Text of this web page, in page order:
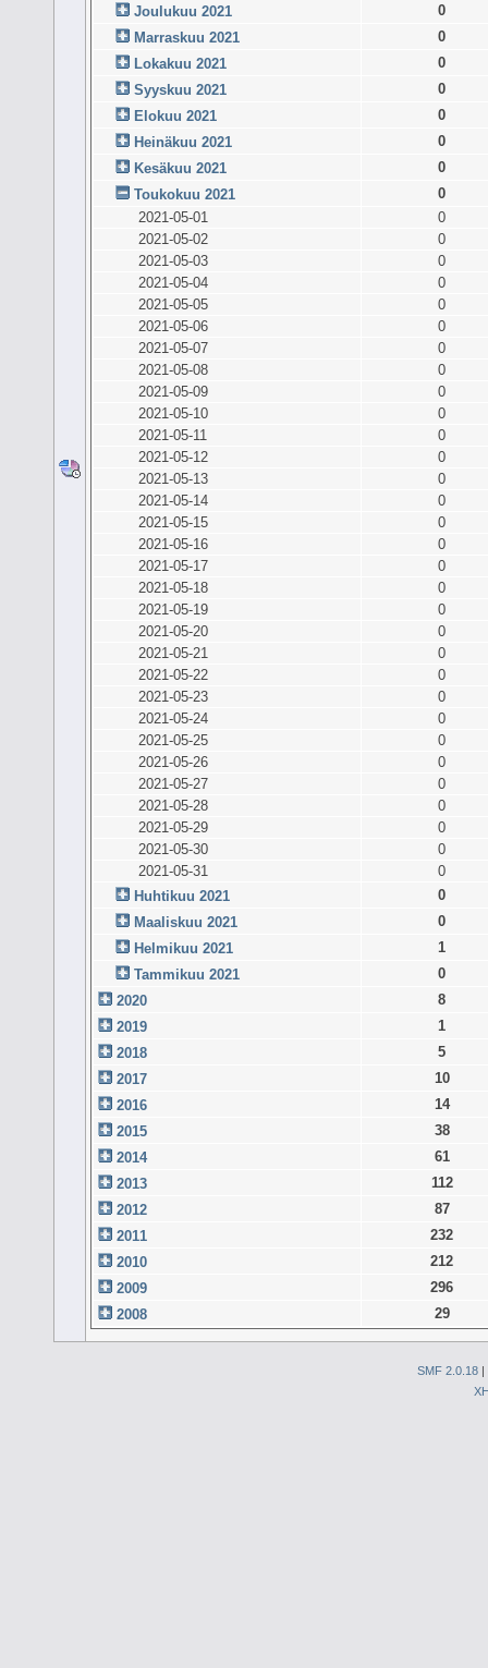
Joulukuu 2021
0
Marraskuu 2021
0
Lokakuu 2021
0
Syyskuu 2021
0
Elokuu 2021
0
Heinäkuu 2021
0
Kesäkuu 2021
0
Toukokuu 2021
0
2021-05-01
0
2021-05-02
0
2021-05-03
0
2021-05-04
0
2021-05-05
0
2021-05-06
0
2021-05-07
0
2021-05-08
0
2021-05-09
0
2021-05-10
0
2021-05-11
0
2021-05-12
0
2021-05-13
0
2021-05-14
0
2021-05-15
0
2021-05-16
0
2021-05-17
0
2021-05-18
0
2021-05-19
0
2021-05-20
0
2021-05-21
0
2021-05-22
0
2021-05-23
0
2021-05-24
0
2021-05-25
0
2021-05-26
0
2021-05-27
0
2021-05-28
0
2021-05-29
0
2021-05-30
0
2021-05-31
0
Huhtikuu 2021
0
Maaliskuu 2021
0
Helmikuu 2021
1
Tammikuu 2021
0
2020
8
2019
1
2018
5
2017
10
2016
14
2015
38
2014
61
2013
112
2012
87
2011
232
2010
212
2009
296
2008
29
SMF 2.0.18 |